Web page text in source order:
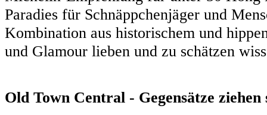
Paradies für Schnäppchenjäger und
Kombination aus historischem und
und Glamour lieben und zu schätzen
Old Town Central - Gegensätze ziehen